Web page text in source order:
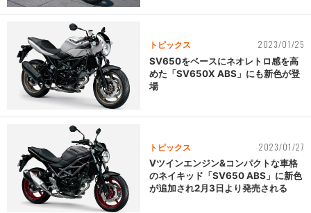
トピックス 2023/01/25
SV650をベースにネオレトロ感を高
めた「SV650X ABS」にも新色が登
場
トピックス 2023/01/27
Vツインエンジン&コンパクトな車格
のネイキッド「SV650 ABS」に新色
が追加され2月3日より発売される